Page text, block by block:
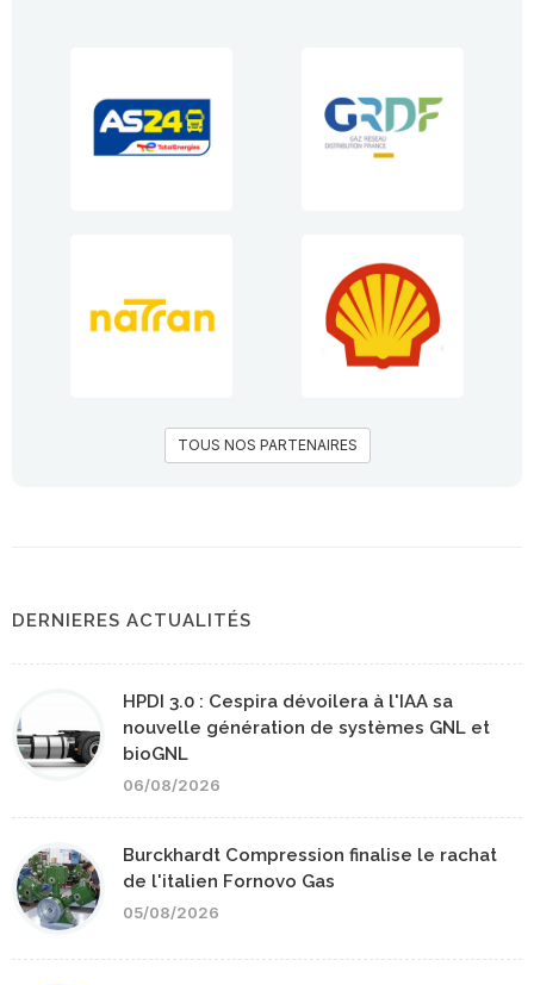
TOUS NOS PARTENAIRES
DERNIERES ACTUALITÉS
HPDI 3.0 : Cespira dévoilera à l'IAA sa
nouvelle génération de systèmes GNL et
bioGNL
06/08/2026
Burckhardt Compression finalise le rachat
de l'italien Fornovo Gas
05/08/2026